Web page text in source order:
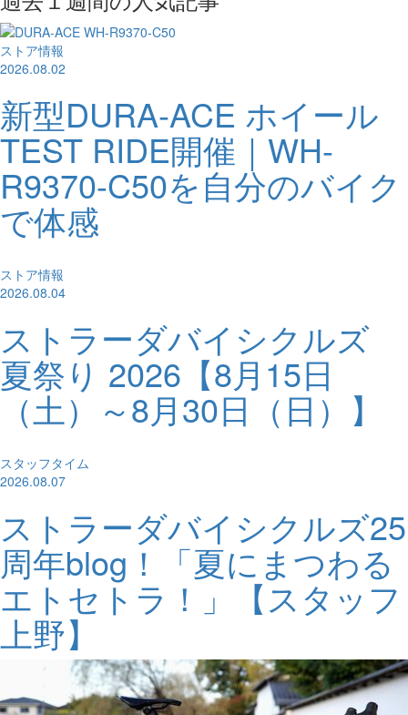
ストア情報
2026.08.02
新型DURA-ACE ホイール
TEST RIDE開催｜WH-
R9370-C50を自分のバイク
で体感
ストア情報
2026.08.04
ストラーダバイシクルズ
夏祭り 2026【8月15日
（土）～8月30日（日）】
スタッフタイム
2026.08.07
ストラーダバイシクルズ25
周年blog！「夏にまつわる
エトセトラ！」【スタッフ
上野】